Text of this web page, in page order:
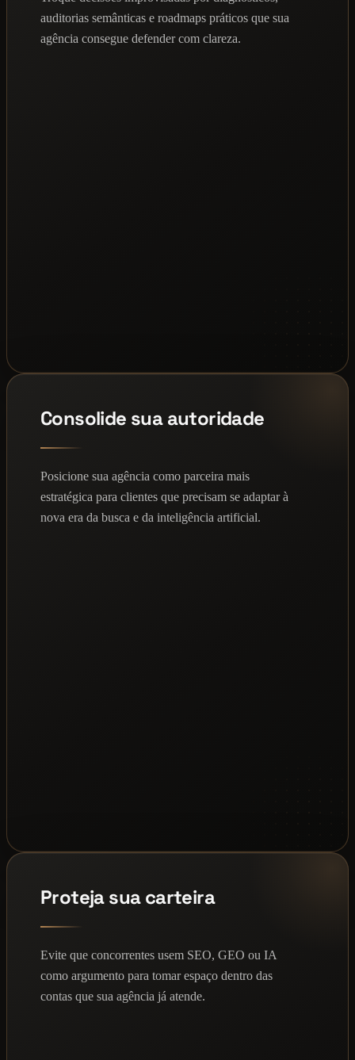
auditorias semânticas e roadmaps práticos que sua
agência consegue defender com clareza.
Consolide sua autoridade
Posicione sua agência como parceira mais
estratégica para clientes que precisam se adaptar à
nova era da busca e da inteligência artificial.
Proteja sua carteira
Evite que concorrentes usem SEO, GEO ou IA
como argumento para tomar espaço dentro das
contas que sua agência já atende.